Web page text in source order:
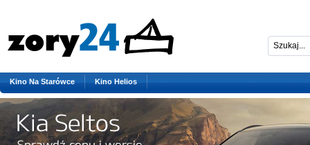
Kino Na Starówce Kino Helios